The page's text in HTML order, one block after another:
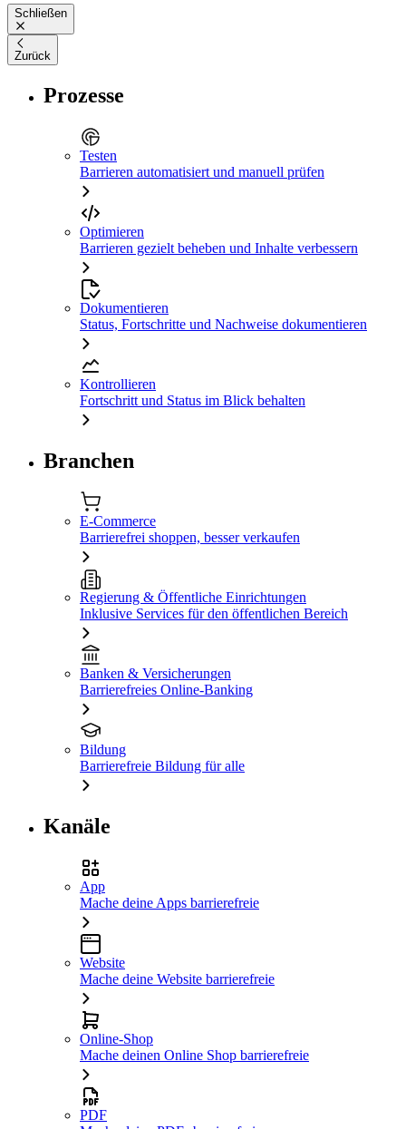
Schließen
Zurück
Prozesse
Testen
Barrieren automatisiert und manuell prüfen
Optimieren
Barrieren gezielt beheben und Inhalte verbessern
Dokumentieren
Status, Fortschritte und Nachweise dokumentieren
Kontrollieren
Fortschritt und Status im Blick behalten
Branchen
E-Commerce
Barrierefrei shoppen, besser verkaufen
Regierung & Öffentliche Einrichtungen
Inklusive Services für den öffentlichen Bereich
Banken & Versicherungen
Barrierefreies Online-Banking
Bildung
Barrierefreie Bildung für alle
Kanäle
App
Mache deine Apps barrierefreie
Website
Mache deine Website barrierefreie
Online-Shop
Mache deinen Online Shop barrierefreie
PDF